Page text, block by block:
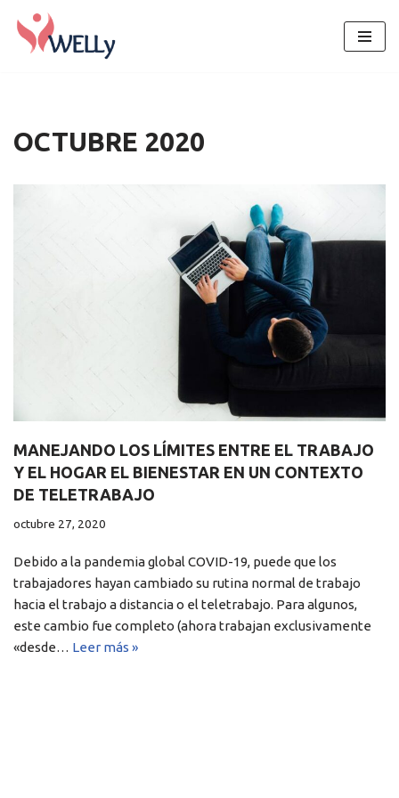
Saltar
OCTUBRE 2020
MANEJANDO LOS LÍMITES ENTRE EL TRABAJO
Y EL HOGAR EL BIENESTAR EN UN CONTEXTO
DE TELETRABAJO
octubre 27, 2020
Debido a la pandemia global COVID-19, puede que los
trabajadores hayan cambiado su rutina normal de trabajo
hacia el trabajo a distancia o el teletrabajo. Para algunos,
este cambio fue completo (ahora trabajan exclusivamente
«desde… Leer más »